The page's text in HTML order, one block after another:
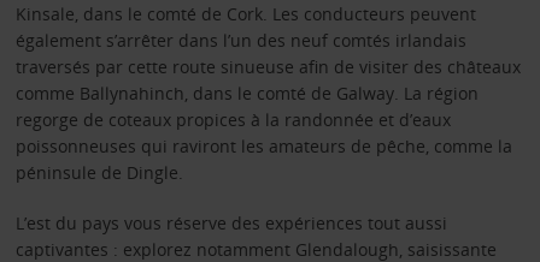
Kinsale, dans le comté de Cork. Les conducteurs peuvent
également s’arrêter dans l’un des neuf comtés irlandais
traversés par cette route sinueuse afin de visiter des châteaux
comme Ballynahinch, dans le comté de Galway. La région
regorge de coteaux propices à la randonnée et d’eaux
poissonneuses qui raviront les amateurs de pêche, comme la
péninsule de Dingle.
L’est du pays vous réserve des expériences tout aussi
captivantes : explorez notamment Glendalough, saisissante